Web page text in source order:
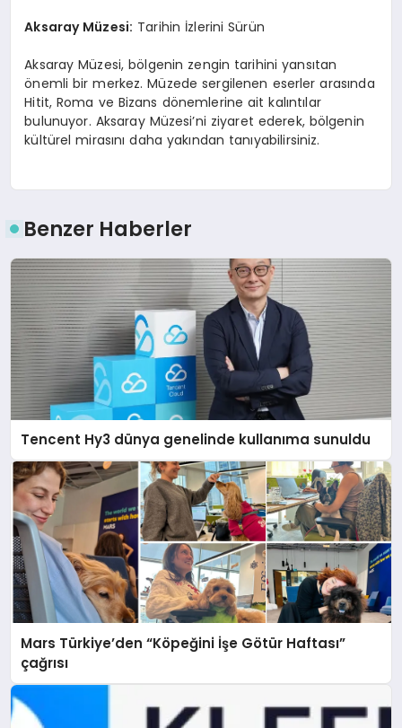
Aksaray Müzesi: Tarihin İzlerini Sürün
Aksaray Müzesi, bölgenin zengin tarihini yansıtan
önemli bir merkez. Müzede sergilenen eserler arasında
Hitit, Roma ve Bizans dönemlerine ait kalıntılar
bulunuyor. Aksaray Müzesi’ni ziyaret ederek, bölgenin
kültürel mirasını daha yakından tanıyabilirsiniz.
Benzer Haberler
Tencent Hy3 dünya genelinde kullanıma sunuldu
Mars Türkiye’den “Köpeğini İşe Götür Haftası”
çağrısı